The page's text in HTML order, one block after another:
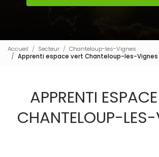
Accueil Secteur
Chanteloup-les-Vignes
Apprenti espace vert Chanteloup-les-Vignes
APPRENTI
CHANTELOUP-